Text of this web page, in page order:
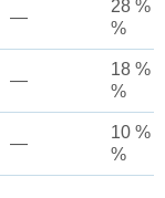
—
28 %
%
—
18 %
%
—
10 %
%